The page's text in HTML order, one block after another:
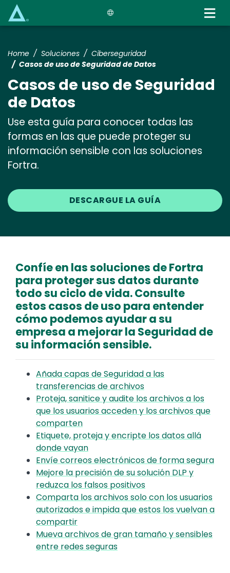
Home Soluciones
Ciberseguridad
Casos de uso de Seguridad de Datos
Casos de uso de Seguridad
de Datos
Use esta guía para conocer todas las
formas en las que puede proteger su
información sensible con las soluciones
Fortra.
DESCARGUE LA GUÍA
Confíe en las soluciones de Fortra
para proteger sus datos durante
todo su ciclo de vida. Consulte
estos casos de uso para entender
cómo podemos ayudar a su
empresa a mejorar la Seguridad de
su información sensible.
Añada capas de Seguridad a las
transferencias de archivos
Proteja, sanitice y audite los archivos a los
que los usuarios acceden y los archivos que
comparten
Etiquete, proteja y encripte los datos allá
donde vayan
Envíe correos electrónicos de forma segura
Mejore la precisión de su solución DLP y
reduzca los falsos positivos
Comparta los archivos solo con los usuarios
autorizados e impida que estos los vuelvan a
compartir
Mueva archivos de gran tamaño y sensibles
entre redes seguras